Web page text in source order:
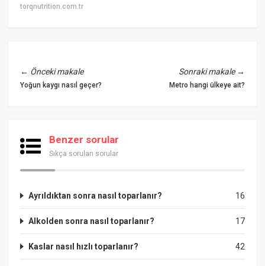
torqnutrition.com.tr
← Önceki makale
Yoğun kaygı nasıl geçer?
Sonraki makale→
Metro hangi ülkeye ait?
Benzer sorular
Sıkça sorulan sorular
16
Ayrıldıktan sonra nasıl toparlanır?
17
Alkolden sonra nasıl toparlanır?
42
Kaslar nasıl hızlı toparlanır?